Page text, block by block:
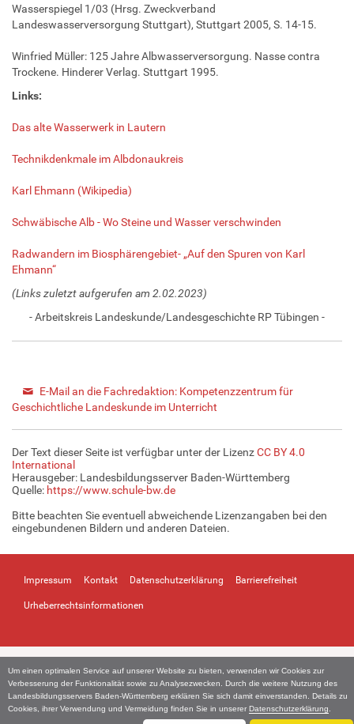
Um einen optimalen Service auf unserer Website zu bieten, verwenden wir Cookies zur
Verbesserung der Funktionalität sowie zu Analysezwecken. Durch die weitere Nutzung des
Landesbildungsservers Baden-Württemberg erklären Sie sich damit einverstanden. Details zu
Cookies, ihrer Verwendung und Vermeidung finden Sie in unserer Datenschutzerklärung
Wasserspiegel 1/03 (Hrsg. Zweckverband
Landeswasserversorgung Stuttgart), Stuttgart 2005, S. 14-15.
Winfried Müller: 125 Jahre Albwasserversorgung. Nasse contra
Trockene. Hinderer Verlag. Stuttgart 1995.
Links:
Das alte Wasserwerk in Lautern
Technikdenkmale im Albdonaukreis
Karl Ehmann (Wikipedia)
Schwäbische Alb - Wo Steine und Wasser verschwinden
Radwandern im Biosphärengebiet- „Auf den Spuren von Karl
Ehmann“
(Links zuletzt aufgerufen am 2.02.2023)
- Arbeitskreis Landeskunde/Landesgeschichte RP Tübingen -
E-Mail an die Fachredaktion: Kompetenzzentrum für
Geschichtliche Landeskunde im Unterricht
Der Text dieser Seite ist verfügbar unter der LizenzCC BY 4.0
International
Herausgeber: Landesbildungsserver Baden-Württemberg
Quelle: https://www.schule-bw.de
Bitte beachten Sie eventuell abweichende Lizenzangaben bei den
eingebundenen Bildern und anderen Dateien.
Impressum Kontakt Datenschutzerklärung Barrierefreiheit
Urheberrechtsinformationen